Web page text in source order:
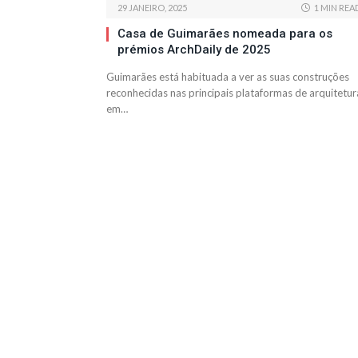
29 JANEIRO, 2025 1 MIN
Casa de Guimarães nomeada para os
prémios ArchDaily de 2025
Guimarães está habituada a ver as suas construções
reconhecidas nas principais plataformas de
em…